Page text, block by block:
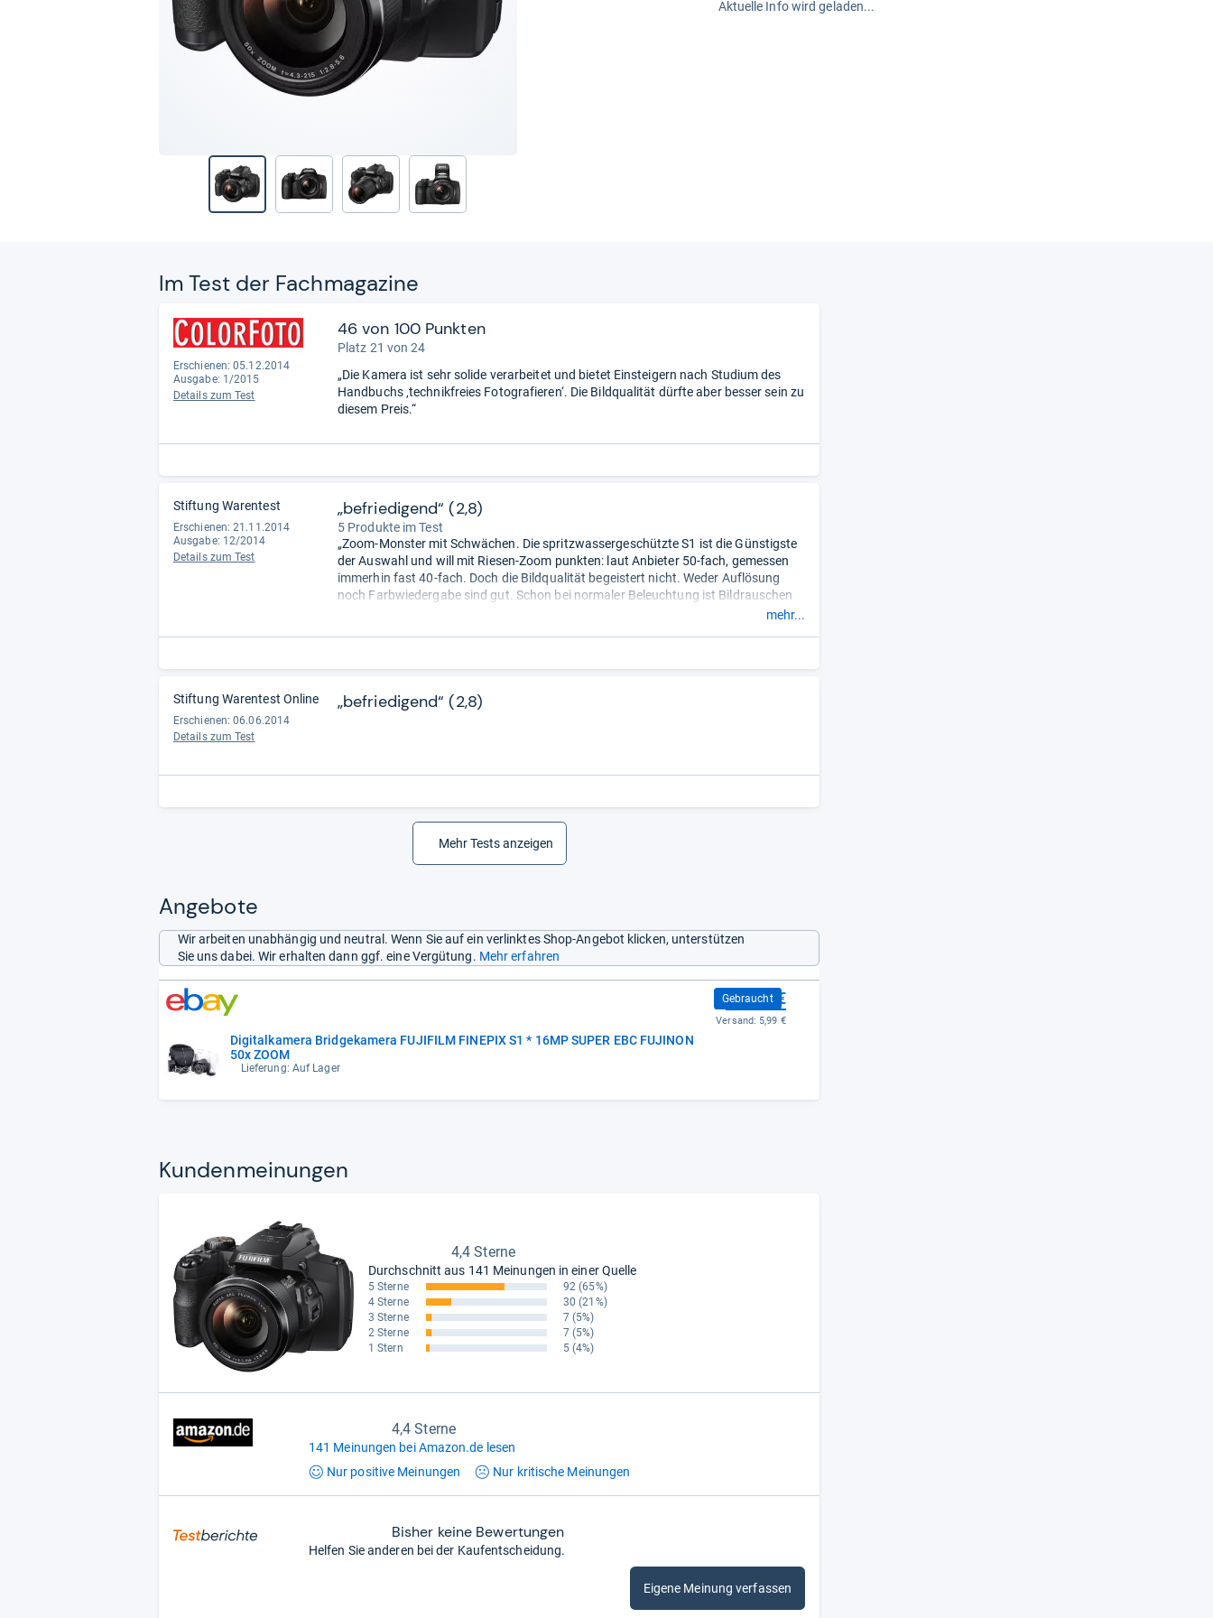
Aktuelle Info wird geladen...
Im Test der Fach­ma­ga­zine
Erschienen: 05.12.2014
Ausgabe: 1/2015
Details zum Test
46 von 100 Punkten
Platz 21 von 24
„Die Kamera ist sehr solide verarbeitet und bietet Einsteigern nach Studium des
Handbuchs ‚technikfreies Fotografieren‘. Die Bildqualität dürfte aber besser sein zu
diesem Preis.“
Stiftung Warentest
Erschienen: 21.11.2014
Ausgabe: 12/2014
Details zum Test
„befriedigend“ (2,8)
5 Produkte im Test
„Zoom-Monster mit Schwächen. Die spritzwassergeschützte S1 ist die Günstigste
der Auswahl und will mit Riesen-Zoom punkten: laut Anbieter 50-fach, gemessen
immerhin fast 40-fach. Doch die Bildqualität begeistert nicht. Weder Auflösung
noch Farbwiedergabe sind gut. Schon bei normaler Beleuchtung ist Bildrauschen
zu sehen, bei wenig Licht fallen die Bilder nur mäßig aus. Schwacher Blitz. Starke
mehr...
Stiftung Warentest Online
Erschienen: 06.06.2014
Details zum Test
„befriedigend“ (2,8)
Mehr Tests anzeigen
Angebote
Wir arbeiten unabhängig und neutral. Wenn Sie auf ein verlinktes Shop-Angebot klicken, unterstützen
Sie uns dabei. Wir erhalten dann ggf. eine Vergütung. Mehr erfahren
Digitalkamera Bridgekamera FUJIFILM FINEPIX S1 * 16MP SUPER EBC FUJINON
50x ZOOM
Lieferung: Auf Lager
Gebraucht
159,00 €
Versand: 5,99 €
Kun­den­mei­nun­gen
4,4 Sterne
Durchschnitt aus 141 Meinungen in einer Quelle
5 Sterne 92 (65%)
4 Sterne
30 (21%)
3 Sterne
7 (5%)
2 Sterne
7 (5%)
1 Stern
5 (4%)
4,4 Sterne
141 Meinungen bei Amazon.de lesen
Nur positive Meinungen Nur kritische Meinungen
Bisher keine Bewertungen
Helfen Sie anderen bei der Kaufentscheidung.
Eigene Meinung verfassen